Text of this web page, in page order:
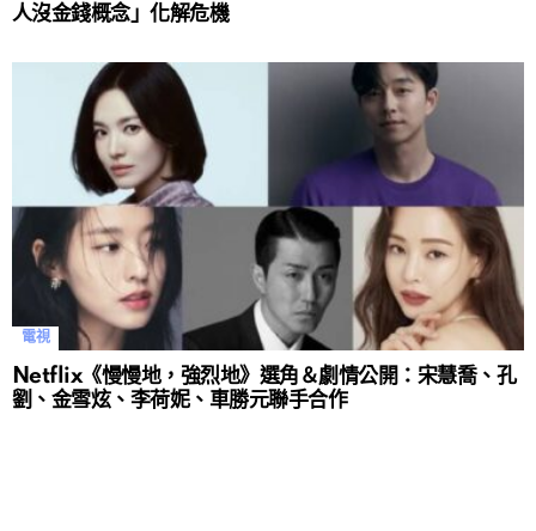
人沒金錢概念」化解危機
電視
Netflix《慢慢地，強烈地》選角＆劇情公開：宋慧喬、孔
劉、金雪炫、李荷妮、車勝元聯手合作